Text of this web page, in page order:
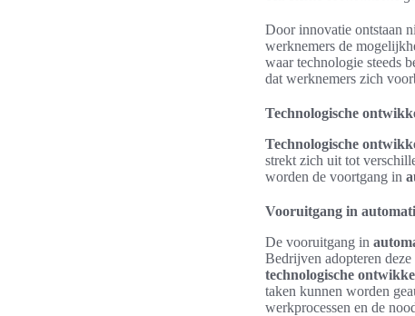
Door innovatie ontstaan
werknemers de
waar technologie steeds
dat werknemers zich
Technologische
Technologische
strekt zich uit tot
worden de voortgang in
Vooruitgang in
De vooruitgang in
Bedrijven adopteren
technologische
taken kunnen worden
werkprocessen en de